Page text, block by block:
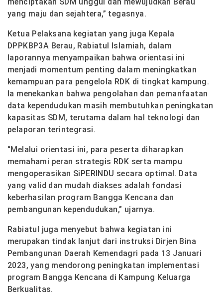
menciptakan SDM unggul dan mewujudkan Berau
yang maju dan sejahtera,” tegasnya.
Ketua Pelaksana kegiatan yang juga Kepala
DPPKBP3A Berau, Rabiatul Islamiah, dalam
laporannya menyampaikan bahwa orientasi ini
menjadi momentum penting dalam meningkatkan
kemampuan para pengelola RDK di tingkat kampung.
Ia menekankan bahwa pengolahan dan pemanfaatan
data kependudukan masih membutuhkan peningkatan
kapasitas SDM, terutama dalam hal teknologi dan
pelaporan terintegrasi.
“Melalui orientasi ini, para peserta diharapkan
memahami peran strategis RDK serta mampu
mengoperasikan SiPERINDU secara optimal. Data
yang valid dan mudah diakses adalah fondasi
keberhasilan program Bangga Kencana dan
pembangunan kependudukan,” ujarnya.
Rabiatul juga menyebut bahwa kegiatan ini
merupakan tindak lanjut dari instruksi Dirjen Bina
Pembangunan Daerah Kemendagri pada 13 Januari
2023, yang mendorong peningkatan implementasi
program Bangga Kencana di Kampung Keluarga
Berkualitas.